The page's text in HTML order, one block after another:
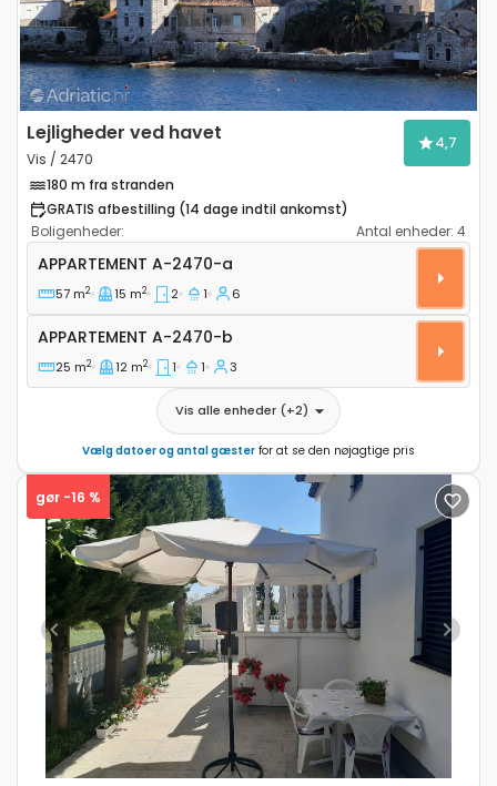
Lejligheder ved havet
Vis / 2470
4,7
180 m fra stranden
GRATIS afbestilling (14 dage indtil ankomst)
Boligenheder:
Antal enheder: 4
Toværelses lejlighed Vis A-2470-a
APPARTEMENT A-2470-a
57 m2 15 m2 2 1 6
Appartement A-2470-b
APPARTEMENT A-2470-b
25 m2 12 m2 1 1 3
Vis alle enheder (+2)
Vælg datoer og antal gæster for at se den nøjagtige pris
Previous Next
gør -16 %